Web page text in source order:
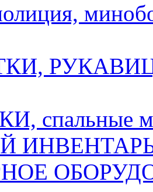
спальные
ИНВЕНТАРЬ,